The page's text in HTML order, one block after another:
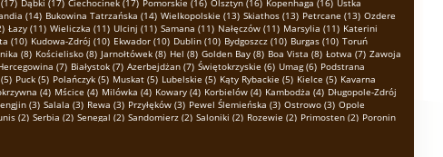
Dąbki (17) Ciechocinek (17) Pomorskie (16) Olsztyn (16) Kopenhaga (16) Ustka
(14) Bukowina Tatrzańska (14) Wielkopolskie (13) Skiathos (13) Petrcane (13) Ozdere
Łazy (11) Wieliczka (11) Ulcinj (11) Samana (11) Nałęczów (11) Marsylia (11) Katerini
(10) Kudowa-Zdrój (10) Ekwador (10) Dublin (10) Bydgoszcz (10) Burgas (10) Toruń
(8) Kościelisko (8) Jarnołtówek (8) Hel (8) Golden Bay (8) Boa Vista (8) Łotwa (7) Zawoja
(7) Białystok (7) Azerbejdżan (7) Świętokrzyskie (6) Umag (6) Podstrana
Puck (5) Polańczyk (5) Muskat (5) Lubelskie (5) Kąty Rybackie (5) Kielce (5) Kavarna
(4) Mścice (4) Milówka (4) Kowary (4) Korbielów (4) Kambodża (4) Długopole-Zdrój
(3) Salala (3) Rewa (3) Przyłęków (3) Pewel Ślemieńska (3) Ostrowo (3) Opole
(2) Serbia (2) Senegal (2) Sandomierz (2) Saloniki (2) Rozewie (2) Primosten (2) Poronin